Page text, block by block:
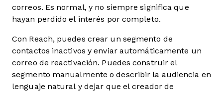
correos. Es normal, y no siempre significa que
hayan perdido el interés por completo.
Con Reach, puedes crear un segmento de
contactos inactivos y enviar automáticamente un
correo de reactivación. Puedes construir el
segmento manualmente o describir la audiencia en
lenguaje natural y dejar que el creador de